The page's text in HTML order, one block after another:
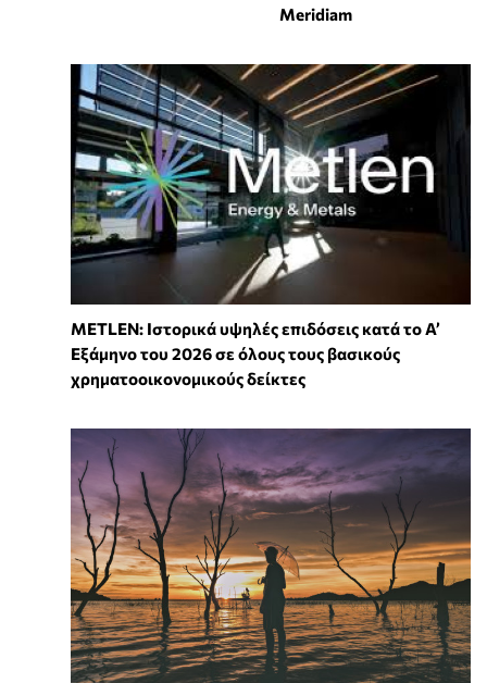
Meridiam
METLEN: Ιστορικά υψηλές επιδόσεις κατά το Α’
Εξάμηνο του 2026 σε όλους τους βασικούς
χρηματοοικονομικούς δείκτες